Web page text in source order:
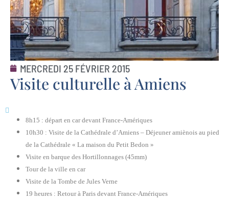
MERCREDI 25 FÉVRIER 2015
Visite culturelle à Amiens
8h15 : départ en car devant France-Amériques
10h30 : Visite de la Cathédrale d’Amiens – Déjeuner amiènois au pied
de la Cathédrale « La maison du Petit Bedon »
Visite en barque des Hortillonnages (45mm)
Tour de la ville en car
Visite de la Tombe de Jules Verne
19 heures : Retour à Paris devant France-Amériques